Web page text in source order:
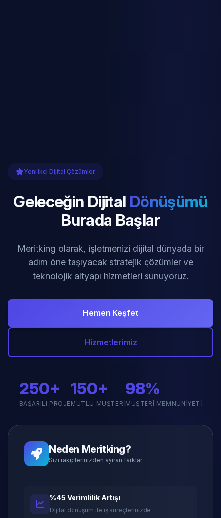
Yenilikçi Dijital Çözümler
Geleceğin Dijital Dönüşümü
Burada Başlar
Meritking olarak, işletmenizi dijital dünyada bir
adım öne taşıyacak stratejik çözümler ve
teknolojik altyapı hizmetleri sunuyoruz.
Hemen Keşfet
Hizmetlerimiz
250+
BAŞARILI PROJE
150+
MUTLU MÜŞTERI
98%
MÜŞTERI MEMNUNIYETI
Neden Meritking?
Sizi rakiplerinizden ayıran farklar
%45 Verimlilik Artışı
Dijital dönüşüm ile iş süreçlerinizde